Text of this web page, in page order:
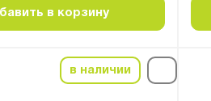
в корзину
в наличии